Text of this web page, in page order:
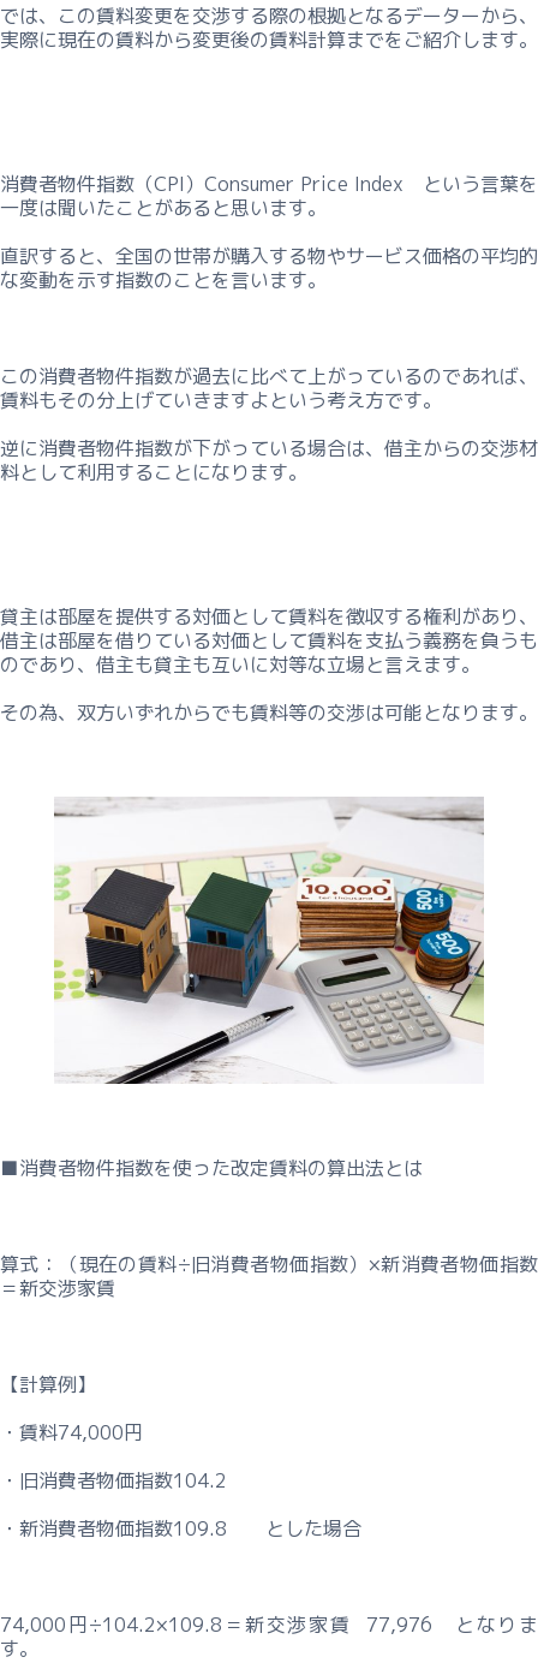
では、この賃料変更を交渉する際の根拠となるデーターから、
実際に現在の賃料から変更後の賃料計算までをご紹介します。
消費者物件指数（CPI）Consumer Price Index という言葉を
一度は聞いたことがあると思います。
直訳すると、全国の世帯が購入する物やサービス価格の平均的
な変動を示す指数のことを言います。
この消費者物件指数が過去に比べて上がっているのであれば、
賃料もその分上げていきますよという考え方です。
逆に消費者物件指数が下がっている場合は、借主からの交渉材
料として利用することになります。
貸主は部屋を提供する対価として賃料を徴収する権利があり、
借主は部屋を借りている対価として賃料を支払う義務を負うも
のであり、借主も貸主も互いに対等な立場と言えます。
その為、双方いずれからでも賃料等の交渉は可能となります。
■消費者物件指数を使った改定賃料の算出法とは
算式：（現在の賃料÷旧消費者物価指数）×新消費者物価指数
＝新交渉家賃
【計算例】
・賃料74,000円
・旧消費者物価指数104.2
・新消費者物価指数109.8 とした場合
74,000円÷104.2×109.8＝新交渉家賃 77,976 となりま
す。